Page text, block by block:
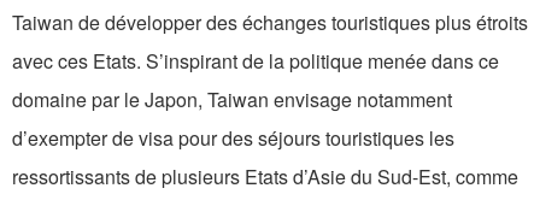
Taiwan de développer des échanges touristiques plus étroits
avec ces Etats. S’inspirant de la politique menée dans ce
domaine par le Japon, Taiwan envisage notamment
d’exempter de visa pour des séjours touristiques les
ressortissants de plusieurs Etats d’Asie du Sud-Est, comme